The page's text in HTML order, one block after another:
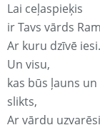
Lai ceļaspieķis
ir Tavs vārds
Ar kuru dzīvē iesi.
Un visu,
kas būs ļauns un
slikts,
Ar vārdu